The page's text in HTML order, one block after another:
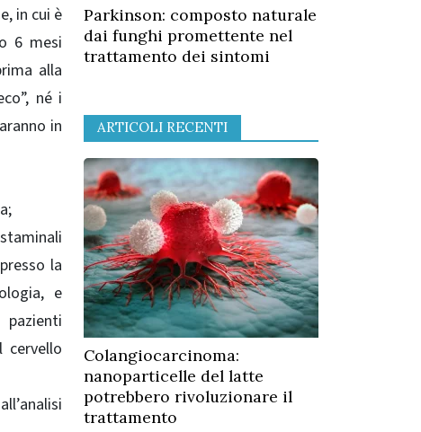
in cui è
6 mesi
alla
né i
in
la
e
cervello
Parkinson: composto naturale
dai funghi promettente nel
trattamento dei sintomi
ARTICOLI RECENTI
Colangiocarcinoma:
nanoparticelle del latte
potrebbero rivoluzionare il
trattamento